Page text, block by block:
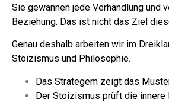
Sie gewannen jede Verhandlung und
Beziehung. Das ist nicht das Ziel
Genau deshalb arbeiten wir im
Stoizismus und Philosophie.
Das Strategem zeigt das
Der Stoizismus prüft die innere